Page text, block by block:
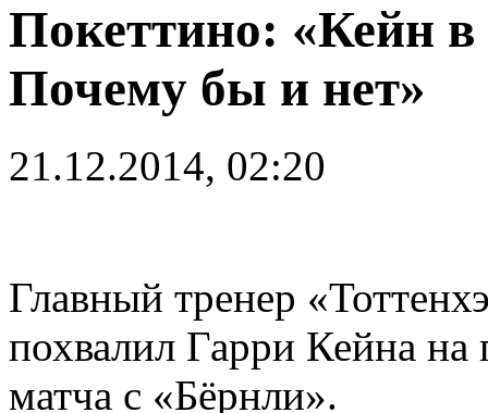
Покеттино: «Кейн
Почему бы и нет»
21.12.2014, 02:20
Главный тренер
похвалил Гарри Кейна на
матча с «Бёрнли».